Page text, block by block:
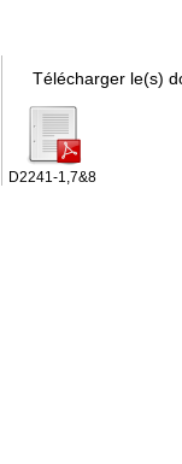
Télécharger le(s)
D2241-1,7&8